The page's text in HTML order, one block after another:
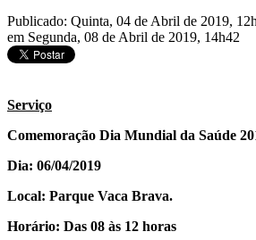
Publicado: Quinta, 04 de Abril de 2019,
em Segunda, 08 de Abril de 2019, 14h42
Serviço
Comemoração Dia Mundial da Saúde
Dia: 06/04/2019
Local: Parque Vaca Brava.
Horário: Das 08 às 12 horas